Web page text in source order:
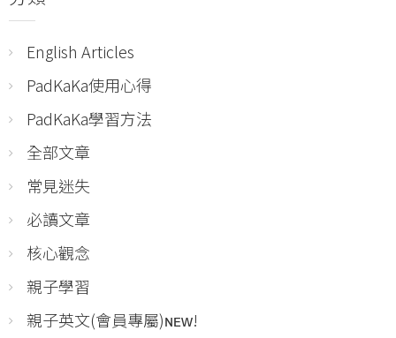
English Articles
PadKaKa使用心得
PadKaKa學習方法
全部文章
常見迷失
必讀文章
核心觀念
親子學習
親子英文(會員專屬)ɴᴇᴡ!